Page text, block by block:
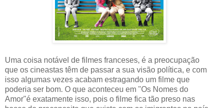
Uma coisa notável de filmes franceses, é a preocupação
que os cineastas têm de passar a sua visão política, e com
isso algumas vezes acabam estragando um filme que
poderia ser bom. O que aconteceu em "Os Nomes do
Amor"é exatamente isso, pois o filme fica tão preso nas